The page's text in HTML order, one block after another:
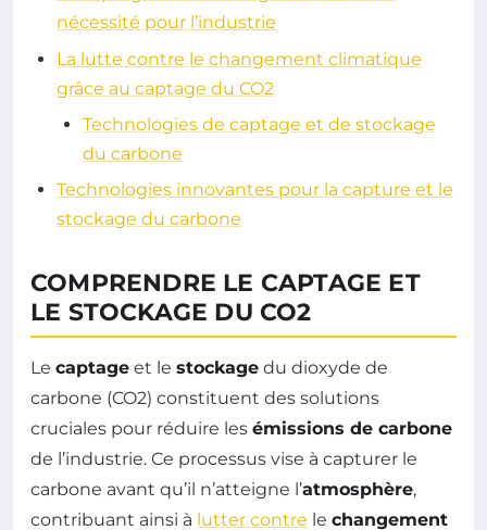
nécessité pour l’industrie
La lutte contre le changement climatique
grâce au captage du CO2
Technologies de captage et de stockage
du carbone
Technologies innovantes pour la capture et le
stockage du carbone
COMPRENDRE LE CAPTAGE ET
LE STOCKAGE DU CO2
Le captage et le stockage du dioxyde de
carbone (CO2) constituent des solutions
cruciales pour réduire les émissions de carbone
de l’industrie. Ce processus vise à capturer le
carbone avant qu’il n’atteigne l’atmosphère,
contribuant ainsi à lutter contre le changement